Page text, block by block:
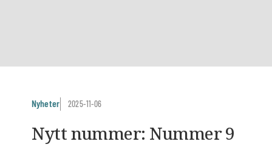
Nyheter 2025-11-06
Nytt nummer: Nummer 9